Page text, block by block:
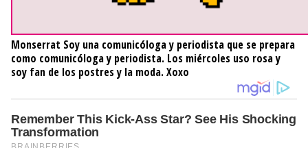
Monserrat Soy una comunicóloga y periodista que se prepara
como comunicóloga y periodista. Los miércoles uso rosa y
soy fan de los postres y la moda. Xoxo